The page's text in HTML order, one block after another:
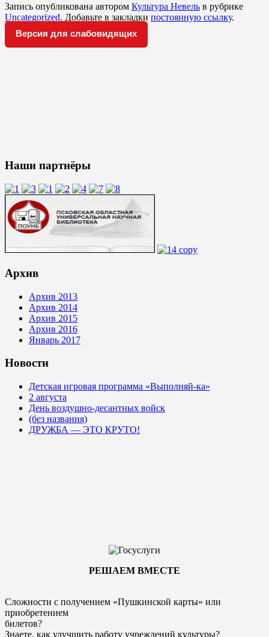
Запись опубликована автором Культура Невель в рубрике
Uncategorized. Добавьте в закладки постоянную ссылку.
Версия для слабовидящих
Наши партнёры
Архив
Архив 2013
Архив 2014
Архив 2015
Архив 2016
Январь 2017
Новости
Детская игровая программа «Выполняй-ка»
2 августа
День воздушно-десантных войск
(без названия)
ДРУЖБА — ЭТО КРУТО!
РЕШАЕМ ВМЕСТЕ
Сложности с получением «Пушкинской карты» или
приобретением
билетов?
Знаете, как улучшить работу учреждений культуры?